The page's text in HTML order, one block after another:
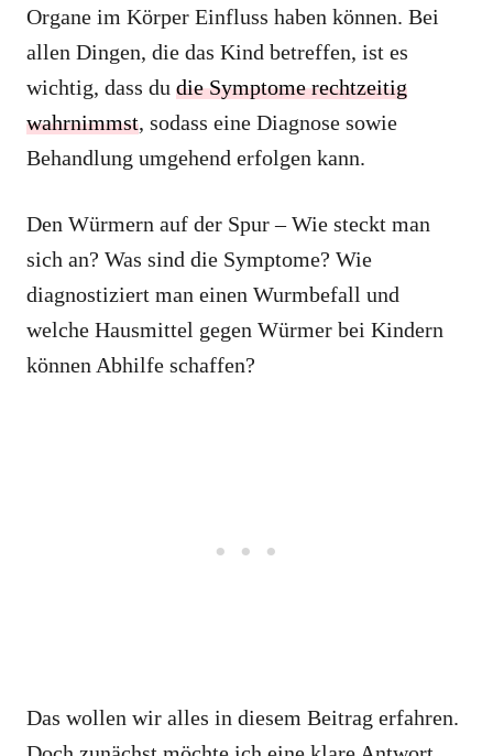
Organe im Körper Einfluss haben können. Bei
allen Dingen, die das Kind betreffen, ist es
wichtig, dass du die Symptome rechtzeitig
wahrnimmst, sodass eine Diagnose sowie
Behandlung umgehend erfolgen kann.
Den Würmern auf der Spur ‒ Wie steckt man
sich an? Was sind die Symptome? Wie
diagnostiziert man einen Wurmbefall und
welche Hausmittel gegen Würmer bei Kindern
können Abhilfe schaffen?
Das wollen wir alles in diesem Beitrag erfahren.